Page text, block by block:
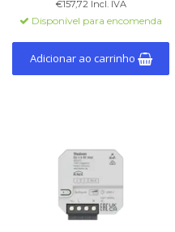
€157,72 Incl. IVA
Disponível para encomenda
Adicionar ao carrinho